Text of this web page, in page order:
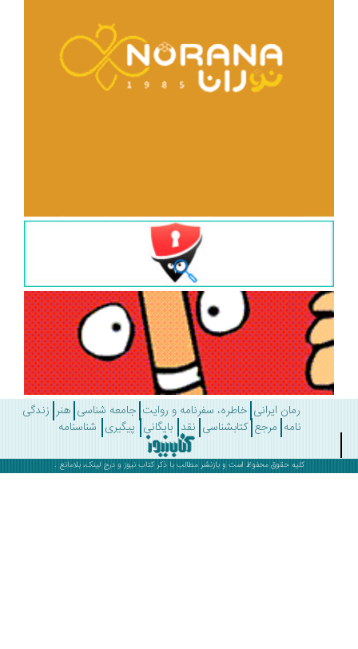
رمان ایرانی خاطره، سفرنامه و روایت جامعه شناسی هنر زندگی
مرجع کتابشناسی نقد بایگانی پیگیری شناسنامه
کلیه حقوق محفوظ است و بازنشر مطالب با ذکرکتاب نیوزو درج لینک، بلامانع .